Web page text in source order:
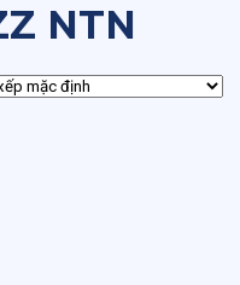
NTN